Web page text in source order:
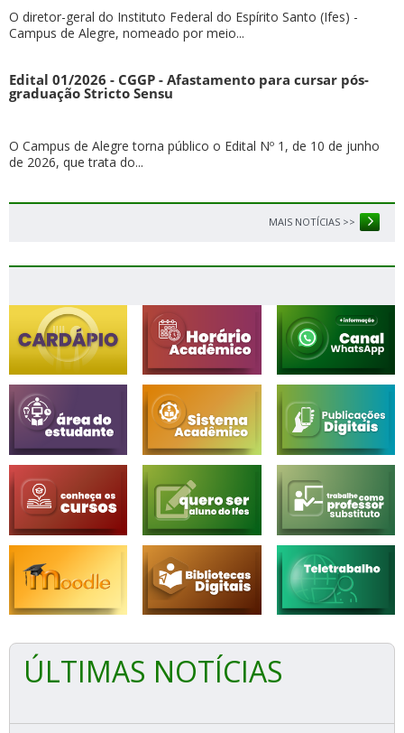
O diretor-geral do Instituto Federal do Espírito Santo (Ifes) -
Campus de Alegre, nomeado por meio...
Edital 01/2026 - CGGP - Afastamento para cursar pós-
graduação Stricto Sensu
O Campus de Alegre torna público o Edital Nº 1, de 10 de junho
de 2026, que trata do...
MAIS NOTÍCIAS >>
ÚLTIMAS NOTÍCIAS